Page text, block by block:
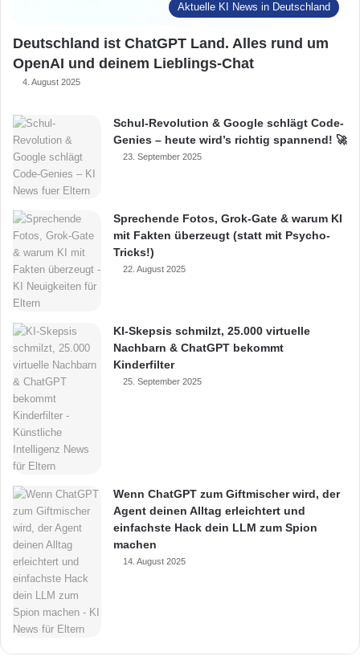
Aktuelle KI News in Deutschland
Deutschland ist ChatGPT Land. Alles rund um
OpenAI und deinem Lieblings-Chat
4. August 2025
Schul-Revolution & Google schlägt Code-
Genies – heute wird’s richtig spannend! 🚀
23. September 2025
Sprechende Fotos, Grok-Gate & warum KI
mit Fakten überzeugt (statt mit Psycho-
Tricks!)
22. August 2025
KI-Skepsis schmilzt, 25.000 virtuelle
Nachbarn & ChatGPT bekommt
Kinderfilter
25. September 2025
Wenn ChatGPT zum Giftmischer wird, der
Agent deinen Alltag erleichtert und
einfachste Hack dein LLM zum Spion
machen
14. August 2025